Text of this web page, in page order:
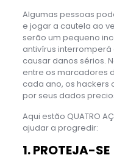
Algumas pessoas
e jogar a cautela ao
serão um pequeno
antivírus interromperá
causar danos sérios.
entre os marcadores
cada ano, os hackers
por seus dados
Aqui estão QUATRO
ajudar a progredir:
1. PROTEJA-SE